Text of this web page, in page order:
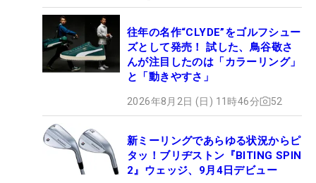
往年の名作“CLYDE”をゴルフシュー
ズとして発売！ 試した、鳥谷敬さ
んが注目したのは「カラーリング」
と「動きやすさ」
2026年8月2日 (日) 11時46分 52
新ミーリングであらゆる状況からピ
タッ！ブリヂストン『BITING SPIN
2』ウェッジ、9月4日デビュー